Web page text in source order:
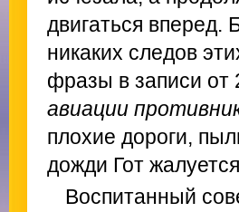
двигаться вперед.
никаких следов
фразы в записи от
авиации
плохие дороги,
дожди Гот
Воспитанный